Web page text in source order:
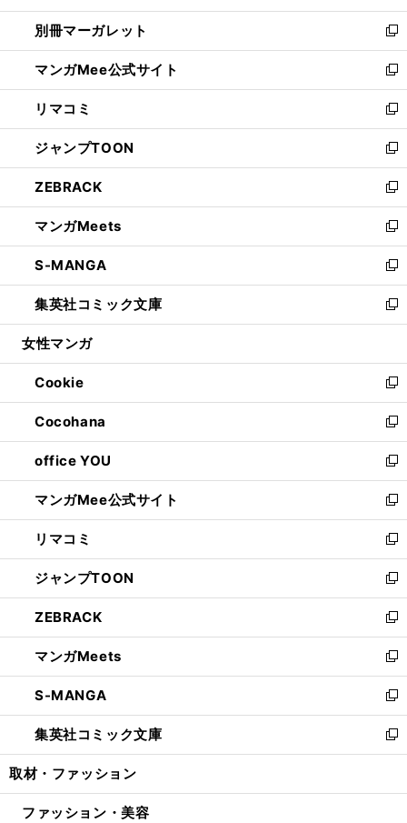
開
く
ウ
で
開
く
ウ
ィ
ン
ド
ウ
で
開
く
し
い
ウ
ィ
ン
ド
ウ
で
開
く
別冊マーガレット
新
し
い
ウ
ィ
ン
ド
ウ
で
開
く
マンガMee公式サイト
新
し
い
ウ
ィ
ン
ド
ウ
で
開
く
リマコミ
新
し
い
ウ
ィ
ン
ド
ウ
で
開
く
ジャンプTOON
新
し
い
ウ
ィ
ン
ド
ウ
で
開
ZEBRACK
新
し
い
ウ
ィ
ン
ド
ウ
開
く
マンガMeets
新
し
い
ウ
ィ
ン
ウ
で
開
く
S-MANGA
新
し
い
ウ
ン
ド
ウ
で
開
く
集英社コミック文庫
新
し
ウ
ィ
ン
ド
ウ
で
開
く
女性マンガ
Cookie
新
し
い
ウ
ィ
ン
ド
ウ
で
開
く
Cocohana
新
し
い
ウ
ィ
ン
ド
ウ
で
開
く
office YOU
新
し
い
ウ
ィ
ン
ド
ウ
で
開
く
マンガMee公式サイト
新
し
い
ウ
ィ
ン
ド
ウ
で
開
く
リマコミ
新
し
い
ウ
ィ
ン
ド
ウ
で
開
く
ジャンプTOON
新
し
い
ウ
ィ
ン
ド
ウ
で
開
ZEBRACK
新
し
い
ウ
ィ
ン
ド
ウ
開
マンガMeets
新
し
い
ウ
ィ
ン
ウ
S-MANGA
新
し
い
ウ
ン
集英社コミック文庫
新
し
ウ
取材・ファッション
ファッション・美容